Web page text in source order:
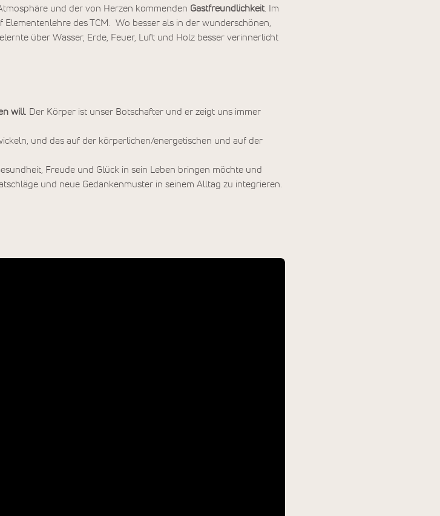
und der von Herzen kommenden Gastfreundlichkeit. Im
des TCM. Wo besser als in der wunderschönen,
über Wasser, Erde, Feuer, Luft und Holz besser verinnerlicht
will. Der Körper ist unser Botschafter und er zeigt uns immer
und das auf der körperlichen/energetischen und auf der
Freude und Glück in sein Leben bringen möchte und
und neue Gedankenmuster in seinem Alltag zu integrieren.